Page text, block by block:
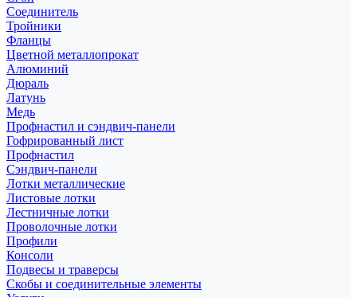
Соединитель
Тройники
Фланцы
Цветной металлопрокат
Алюминий
Дюраль
Латунь
Медь
Профнастил и сэндвич-панели
Гофрированный лист
Профнастил
Сэндвич-панели
Лотки металлические
Листовые лотки
Лестничные лотки
Проволочные лотки
Профили
Консоли
Подвесы и траверсы
Скобы и соединительные элементы